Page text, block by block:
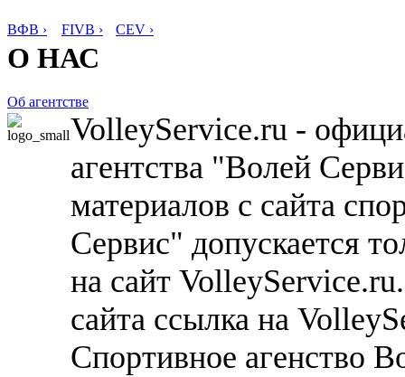
ВФВ › FIVB › CEV ›
О НАС
Об агентстве
VolleyService.ru -
агентства "Волей
материалов с сайта
Сервис" допускается
на сайт
сайта ссылка на
Спортивное агенство